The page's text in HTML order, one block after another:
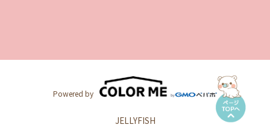
JELLYFISH
Powered by